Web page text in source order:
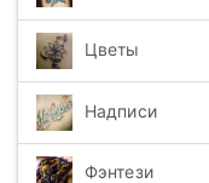
Цветы
Надписи
Фэнтези